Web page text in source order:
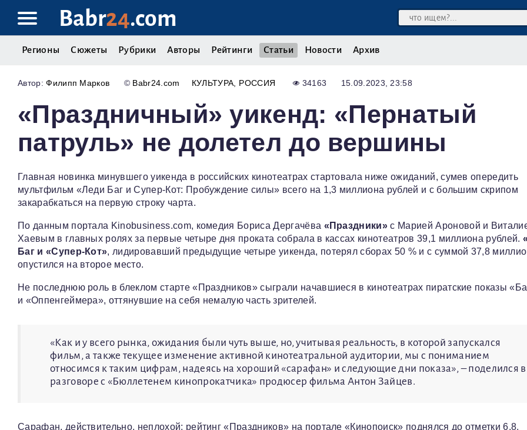
Babr24.com
Регионы Сюжеты Рубрики Авторы Рейтинги Статьи Новости Архив
Филипп Марков © Babr24.com КУЛЬТУРА РОССИЯ 34163 15.09.2023, 23:58
«Праздничный» уикенд: «Пернатый
патруль» не долетел до вершины
Главная новинка минувшего уикенда в российских кинотеатрах стартовала ниже ожиданий, сумев опередить
мультфильм «Леди Баг и Супер‑Кот: Пробуждение силы» всего на 1,3 миллиона рублей и с большим скрипом
закарабкаться на первую строку чарта.
По данным портала Kinobusiness.соm, комедия Бориса Дергачёва «Праздники» с Марией Ароновой и
Хаевым в главных ролях за первые четыре дня проката собрала в кассах кинотеатров 39,1 миллиона рублей.
Баг и «Супер‑Кот», лидировавший предыдущие четыре уикенда, потерял сборах 50 % и с суммой 37,8
опустился на второе место.
Не последнюю роль в блеклом старте «Праздников» сыграли начавшиеся в кинотеатрах пиратские показы
и «Оппенгеймера», оттянувшие на себя немалую часть зрителей.
«Как и у всего рынка, ожидания были чуть выше, но, учитывая реальность, в которой запускался
фильм, а также текущее изменение активной кинотеатральной аудитории, мы с пониманием
относимся к таким цифрам, надеясь на хороший «сарафан» и следующие дни показа», – поделился в
разговоре с «Бюллетенем кинопрокатчика» продюсер фильма Антон Зайцев.
Сарафан, действительно, неплохой: рейтинг «Праздников» на портале «Кинопоиск» поднялся до отметки 6,8.